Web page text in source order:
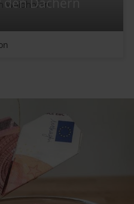
Waidhofen.